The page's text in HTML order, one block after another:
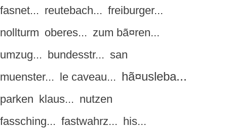
fasnet... reutebach... freiburger...
nollturm oberes... zum bã¤ren...
umzug... bundesstr... san
muenster... le caveau... hã¤usleba...
parken klaus... nutzen
fassching... fastwahrz... his...